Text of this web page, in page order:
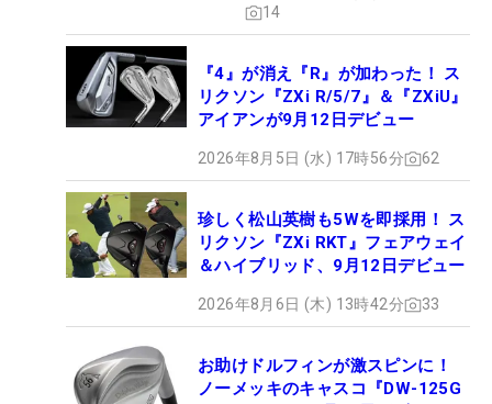
14
『4』が消え『R』が加わった！ ス
リクソン『ZXi R/5/7』＆『ZXiU』
アイアンが9月12日デビュー
2026年8月5日 (水) 17時56分 62
珍しく松山英樹も5Wを即採用！ ス
リクソン『ZXi RKT』フェアウェイ
＆ハイブリッド、9月12日デビュー
2026年8月6日 (木) 13時42分 33
お助けドルフィンが激スピンに！
ノーメッキのキャスコ『DW-125G